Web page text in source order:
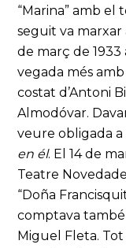
“Marina” amb el
seguit va marxar
de març de
vegada més amb
costat d’Antoni
Almodóvar.
veure obligada a
en él. El 14 de
Teatre
“Doña
comptava
Miguel Fleta. Tot